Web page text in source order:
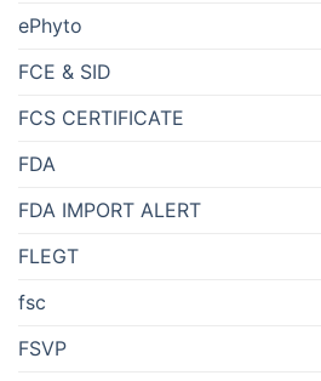
ePhyto
FCE & SID
FCS CERTIFICATE
FDA
FDA IMPORT ALERT
FLEGT
fsc
FSVP